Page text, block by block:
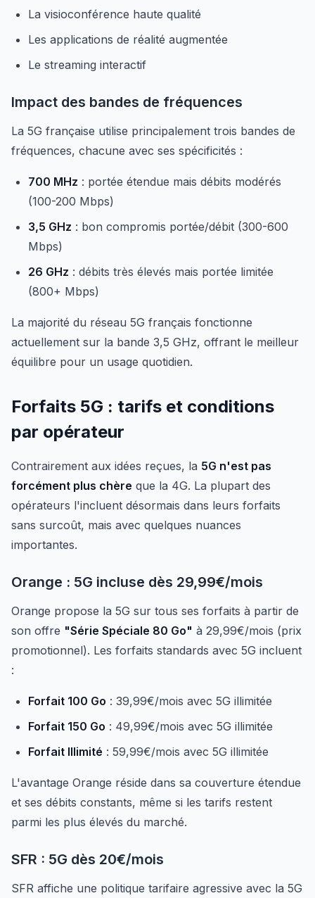
La visioconférence haute qualité
Les applications de réalité augmentée
Le streaming interactif
Impact des bandes de fréquences
La 5G française utilise principalement trois bandes de
fréquences, chacune avec ses spécificités :
700 MHz : portée étendue mais débits modérés
(100-200 Mbps)
3,5 GHz : bon compromis portée/débit (300-600
Mbps)
26 GHz : débits très élevés mais portée limitée
(800+ Mbps)
La majorité du réseau 5G français fonctionne
actuellement sur la bande 3,5 GHz, offrant le meilleur
équilibre pour un usage quotidien.
Forfaits 5G : tarifs et conditions
par opérateur
Contrairement aux idées reçues, la 5G n'est pas
forcément plus chère que la 4G. La plupart des
opérateurs l'incluent désormais dans leurs forfaits
sans surcoût, mais avec quelques nuances
importantes.
Orange : 5G incluse dès 29,99€/mois
Orange propose la 5G sur tous ses forfaits à partir de
son offre "Série Spéciale 80 Go" à 29,99€/mois (prix
promotionnel). Les forfaits standards avec 5G incluent
:
Forfait 100 Go : 39,99€/mois avec 5G illimitée
Forfait 150 Go : 49,99€/mois avec 5G illimitée
Forfait Illimité : 59,99€/mois avec 5G illimitée
L'avantage Orange réside dans sa couverture étendue
et ses débits constants, même si les tarifs restent
parmi les plus élevés du marché.
SFR : 5G dès 20€/mois
SFR affiche une politique tarifaire agressive avec la 5G